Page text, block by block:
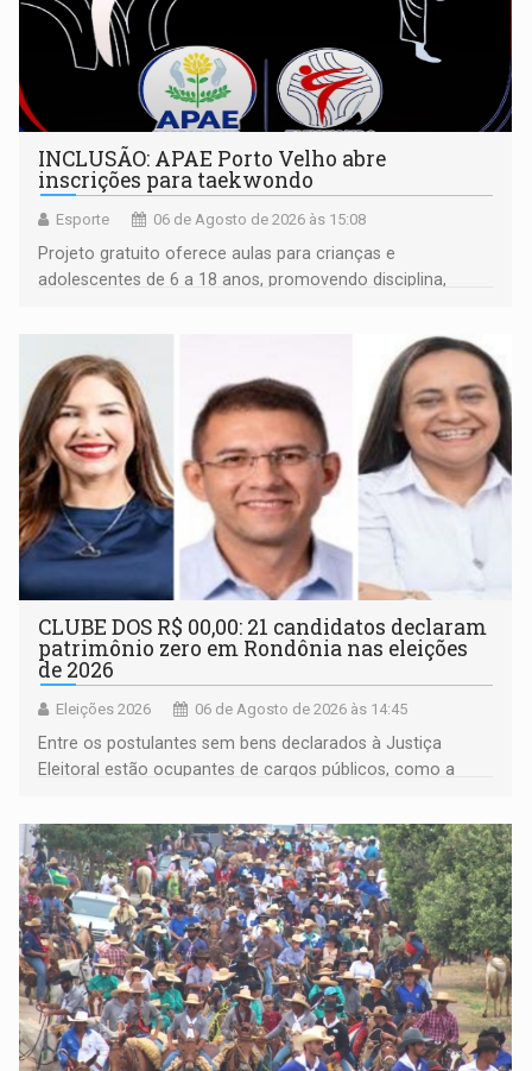
INCLUSÃO: APAE Porto Velho abre
inscrições para taekwondo
Esporte 06 de Agosto de 2026 às 15:08
Projeto gratuito oferece aulas para crianças e
adolescentes de 6 a 18 anos, promovendo disciplina,
CLUBE DOS R$ 00,00: 21 candidatos declaram
patrimônio zero em Rondônia nas eleições
de 2026
Eleições 2026 06 de Agosto de 2026 às 14:45
Entre os postulantes sem bens declarados à Justiça
Eleitoral estão ocupantes de cargos públicos, como a
Pedro Geovar (PP) e a vice-prefeita Magna dos Anjos
(NOVO)